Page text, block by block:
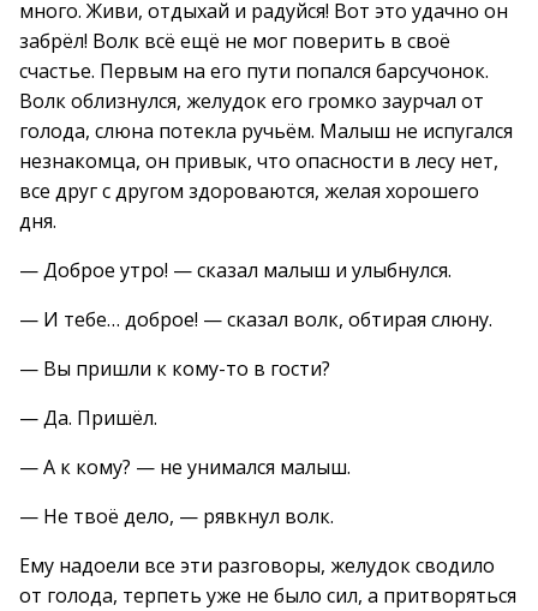
много. Живи, отдыхай и радуйся! Вот это удачно он
забрёл! Волк всё ещё не мог поверить в своё
счастье. Первым на его пути попался барсучонок.
Волк облизнулся, желудок его громко заурчал от
голода, слюна потекла ручьём. Малыш не испугался
незнакомца, он привык, что опасности в лесу нет,
все друг с другом здороваются, желая хорошего
дня.
— Доброе утро! — сказал малыш и улыбнулся.
— И тебе… доброе! — сказал волк, обтирая слюну.
— Вы пришли к кому-то в гости?
— Да. Пришёл.
— А к кому? — не унимался малыш.
— Не твоё дело, — рявкнул волк.
Ему надоели все эти разговоры, желудок сводило
от голода, терпеть уже не было сил, а притворяться